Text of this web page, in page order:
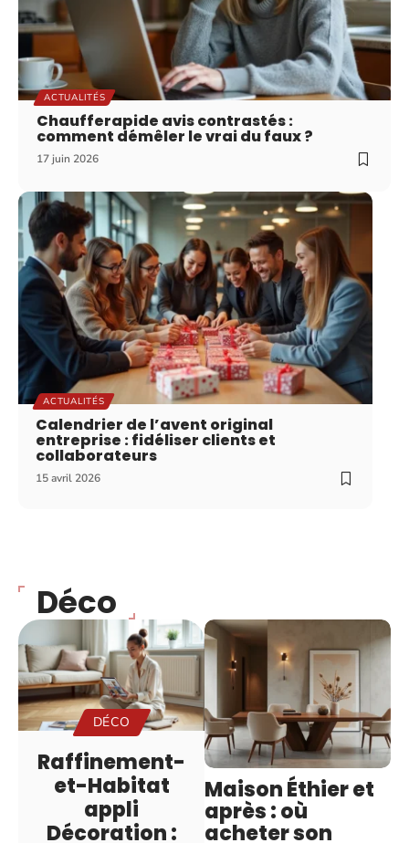
ACTUALITÉS
Chaufferapide avis contrastés :
comment démêler le vrai du faux ?
17 juin 2026
ACTUALITÉS
Calendrier de l’avent original
entreprise : fidéliser clients et
collaborateurs
15 avril 2026
Déco
DÉCO
Raffinement-
et-Habitat
appli
Décoration :
Maison Éthier et
après : où
acheter son